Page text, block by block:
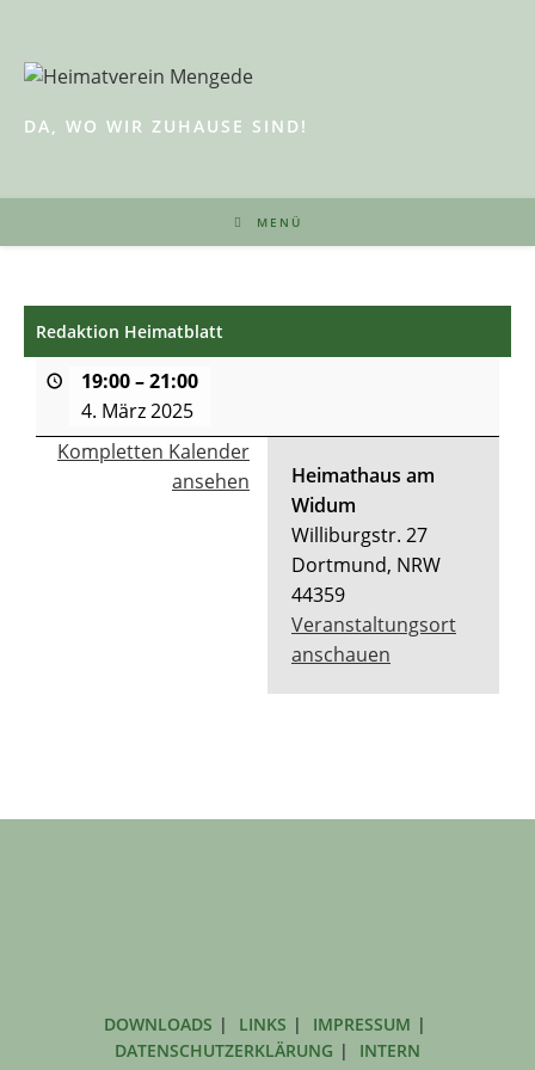
springen
DA, WO WIR ZUHAUSE SIND!
MENÜ
Redaktion Heimatblatt
19:00–21:00
4. März 2025
Heimathaus am
Widum
Williburgstr. 27
Dortmund, NRW
44359
Veranstaltungsort
anschauen
Kompletten Kalender
ansehen
DOWNLOADS LINKS
IMPRESSUM
DATENSCHUTZERKLÄRUNG
INTERN